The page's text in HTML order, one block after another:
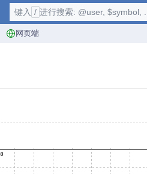
网页端
键入 / 进行搜索: @user, $symbol, ...